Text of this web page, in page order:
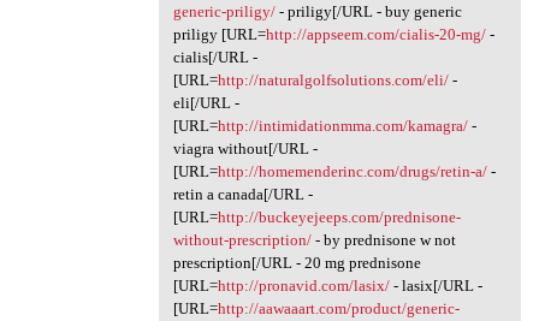
generic-priligy/- priligy[/URL - buy generic
priligy [URL=http://appseem.com/cialis-20-mg/-
cialis[/URL -
[URL=http://naturalgolfsolutions.com/eli/-
eli[/URL -
[URL=http://intimidationmma.com/kamagra/-
viagra without[/URL -
[URL=http://homemenderinc.com/drugs/retin-a/-
retin a canada[/URL -
[URL=http://buckeyejeeps.com/prednisone-
without-prescription/- by prednisone w not
prescription[/URL - 20 mg prednisone
[URL=http://pronavid.com/lasix/- lasix[/URL -
[URL=http://aawaaart.com/product/generic-